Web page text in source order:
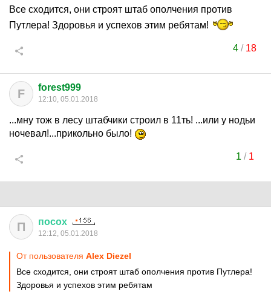
Все сходится, они строят штаб ополчения против
Путлера! Здоровья и успехов этим ребятам!
4 / 18
F forest999
12:10, 05.01.2018
...мну тож в лесу штабчики строил в 11ть! ...или у нодьи
ночевал!...прикольно было!
1 / 1
П посох
12:12, 05.01.2018
От пользователя Alex Diezel
Все сходится, они строят штаб ополчения против Путлера!
Здоровья и успехов этим ребятам